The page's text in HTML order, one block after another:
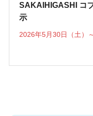
SAKAIHIGASHI コ
示
2026年5月30日（土）